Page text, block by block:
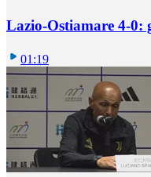
Lazio-Ostiamare 4-0:
01:19